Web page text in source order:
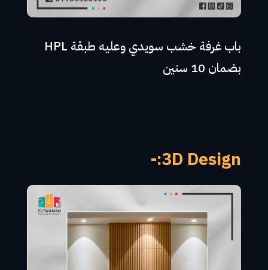
باب غرفة خشب سويدي وعليه طبقة HPL
بضمان 10 سنين
3D Design:-